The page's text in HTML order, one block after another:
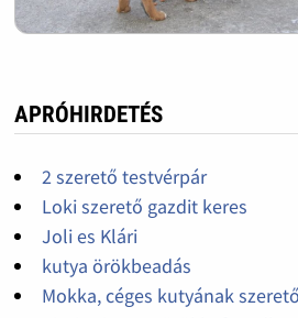
APRÓHIRDETÉS
2 szerető testvérpár
Loki szerető gazdit keres
Joli es Klári
kutya örökbeadás
Mokka, céges kutyának